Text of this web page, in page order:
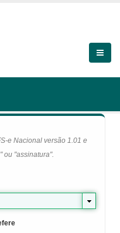
e Nacional versão 1.01 e
ou "assinatura".